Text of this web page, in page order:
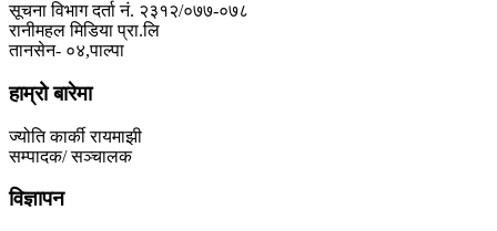
सूचना विभाग दर्ता नं. २३१२/०७७-०७८
रानीमहल मिडिया प्रा.लि
तानसेन- ०४,पाल्पा
हाम्रो बारेमा
ज्योति कार्की रायमाझी
सम्पादक/ सञ्चालक
विज्ञापन